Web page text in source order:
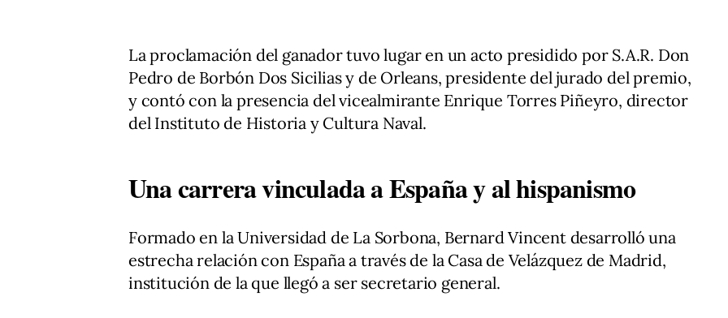
La proclamación del ganador tuvo lugar en un acto presidido por S.A.R. Don
Pedro de Borbón Dos Sicilias y de Orleans, presidente del jurado del premio,
y contó con la presencia del vicealmirante Enrique Torres Piñeyro, director
del Instituto de Historia y Cultura Naval.
Una carrera vinculada a España y al hispanismo
Formado en la Universidad de La Sorbona, Bernard Vincent desarrolló una
estrecha relación con España a través de la Casa de Velázquez de Madrid,
institución de la que llegó a ser secretario general.